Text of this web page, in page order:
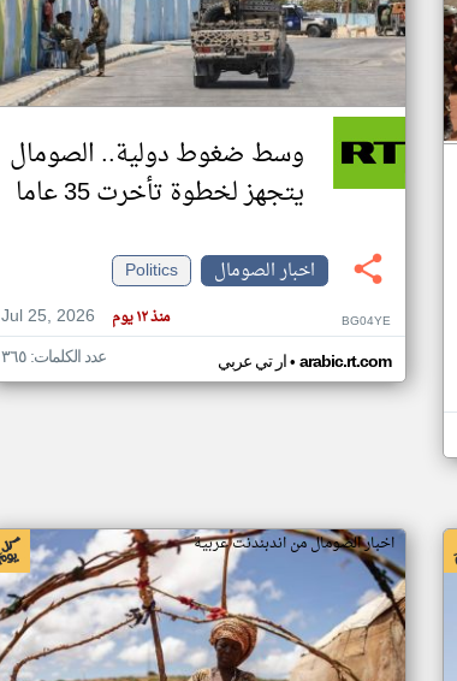
وسط ضغوط دولية.. الصومال
يتجهز لخطوة تأخرت 35 عاما
اخبار الصومال
Politics
Jul 25, 2026
منذ ١٢ يوم BG04YE
ار تي عربي• arabic.rt.com عدد الكلمات: ٣٦٥
اخبار الصومال من اندبندنت عربية